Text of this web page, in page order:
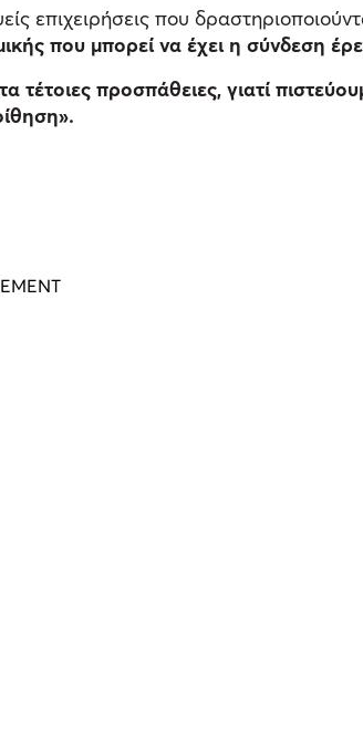
επιχειρήσεις που
που μπορεί να έχει η σύνδεση
τέτοιες προσπάθειες, γιατί